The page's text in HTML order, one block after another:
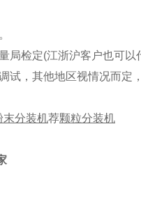
局检定(江浙沪客户也可以
试，其他地区视情况而定
末分装机荐颗粒分装机